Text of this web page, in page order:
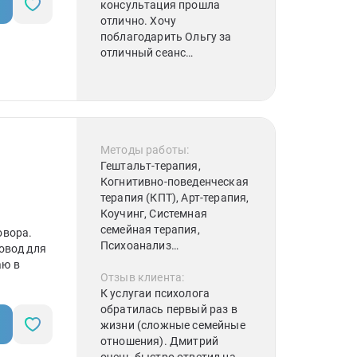
и
EMDR), Краткосрочная
стратегическая терапия
Дж. Нардонэ (KCT),
Эмоционально-
консультация прошла
отлично. Хочу
поблагодарить Ольгу за
отличный сеанс
своей проблемой. Ольга
выслушала, дала совет и
отдельное спасибо! Очень
советую консультацию
именно у неё
для
в
Методы работы:
Гештальт-терапия,
Когнитивно-поведенческая
терапия (КПТ), Арт-терапия,
Коучинг, Системная
семейная терапия,
Психоанализ
Отзыв клиента:
К услугаи психолога
обратилась первый раз в
жизни (сложные семейные
отношения). Дмитрий